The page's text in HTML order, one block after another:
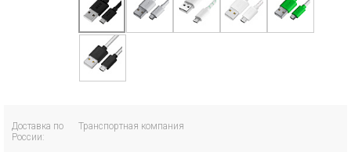
Доставка по
России:
Транспортная компания